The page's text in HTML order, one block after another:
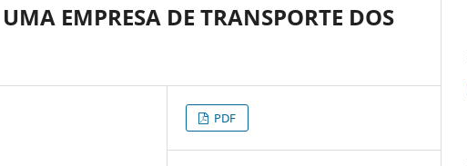
EMPRESA DE TRANSPORTE DOS
PDF